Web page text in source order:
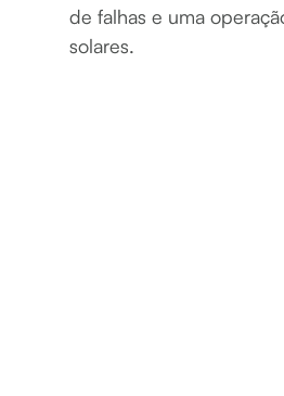
de falhas e uma
solares.